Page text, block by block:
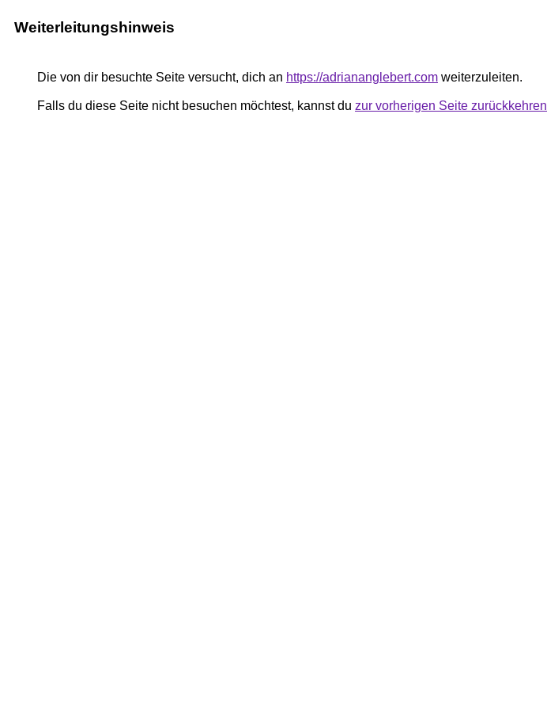
Weiterleitungshinweis
Die von dir besuchte Seite versucht, dich an https://adriananglebert.com weiterzuleiten.
Falls du diese Seite nicht besuchen möchtest, kannst du zur vorherigen Seite zurückkehren